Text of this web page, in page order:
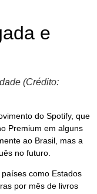
e
(Crédito:
do Spotify, que
Premium em alguns
ao Brasil, mas a
no futuro.
como Estados
por mês de livros